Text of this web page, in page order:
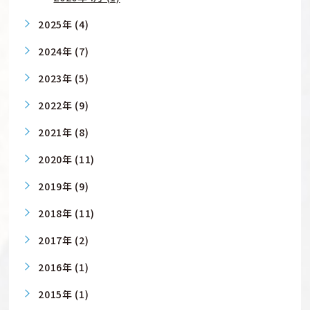
2025年 (4)
2024年 (7)
2023年 (5)
2022年 (9)
2021年 (8)
2020年 (11)
2019年 (9)
2018年 (11)
2017年 (2)
2016年 (1)
2015年 (1)